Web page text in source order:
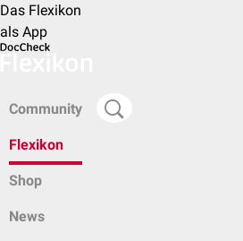
Das Flexikon
als App
Community
Flexikon
Shop
News